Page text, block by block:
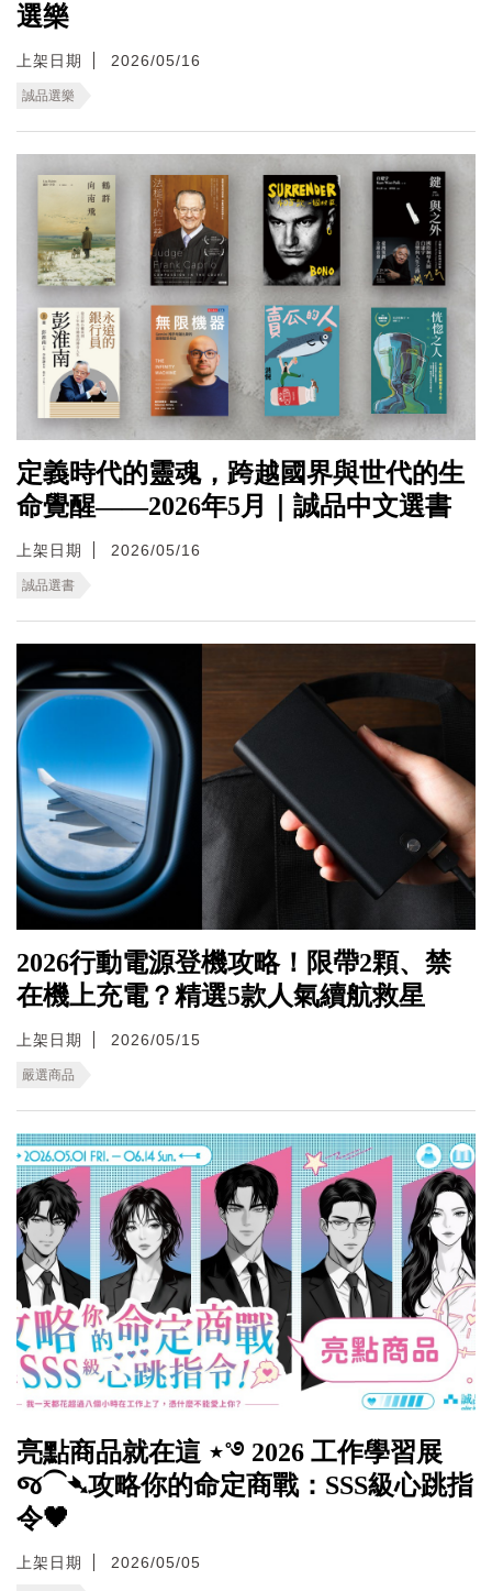
選樂
上架日期 2026/05/16
誠品選樂
定義時代的靈魂，跨越國界與世代的生
命覺醒——2026年5月｜誠品中文選書
上架日期 2026/05/16
誠品選書
2026行動電源登機攻略！限帶2顆、禁
在機上充電？精選5款人氣續航救星
上架日期 2026/05/15
嚴選商品
亮點商品就在這 ⋆˚࿔ 2026 工作學習展
જ⁀➴攻略你的命定商戰：SSS級心跳指
令🖤
上架日期 2026/05/05